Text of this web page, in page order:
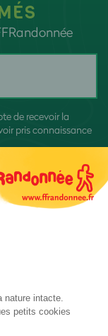
de recevoir la
pris connaissance
nature intacte.
petits cookies